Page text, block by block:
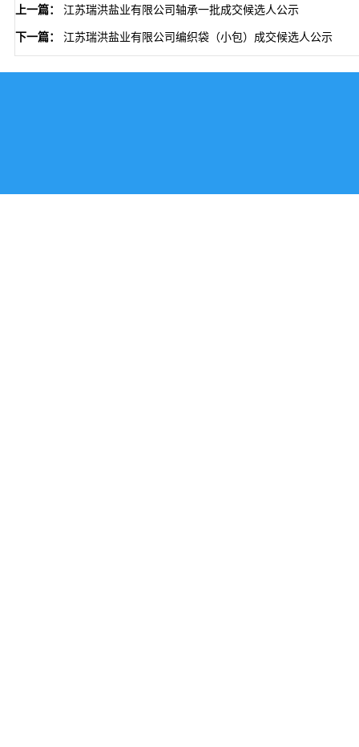
上一篇： 江苏瑞洪盐业有限公司轴承一批成交候选人公示
下一篇： 江苏瑞洪盐业有限公司编织袋（小包）成交候选人公示